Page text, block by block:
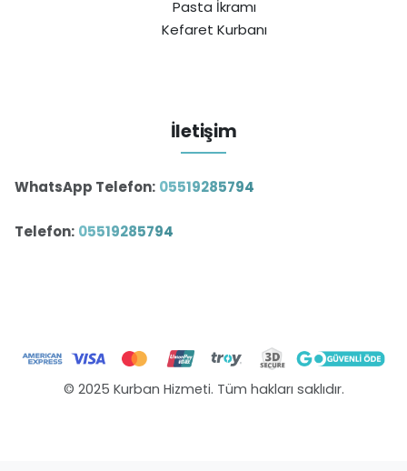
Pasta İkramı
Kefaret Kurbanı
İletişim
WhatsApp Telefon: 05519285794
Telefon: 05519285794
© 2025 Kurban Hizmeti. Tüm hakları saklıdır.